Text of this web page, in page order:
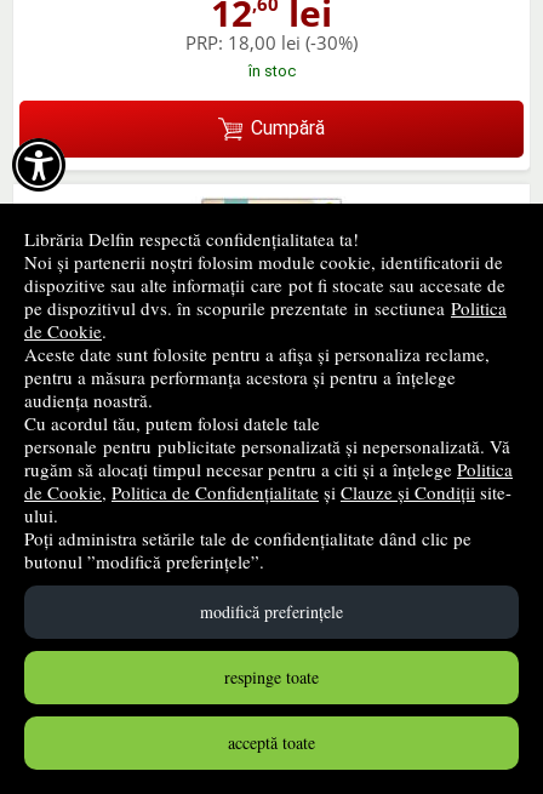

Librăria Delfin respectă confidențialitatea ta!
Noi și partenerii noștri folosim module cookie, identificatorii de
dispozitive sau alte informații care pot fi stocate sau accesate de
pe dispozitivul dvs. în scopurile prezentate in sectiunea Politica
de Cookie.
Aceste date sunt folosite pentru a afișa și personaliza reclame,
pentru a măsura performanța acestora și pentru a înțelege
audiența noastră.
Cu acordul tău, putem folosi datele tale
personale pentru publicitate personalizată și nepersonalizată. Vă
rugăm să alocați timpul necesar pentru a citi și a înțelege Politica
de Cookie, Politica de Confidențialitate și Clauze și Condiții site-
ului.
Poți administra setările tale de confidențialitate dând clic pe
butonul ”modifică preferințele”.
modifică preferințele
respinge toate
acceptă toate
12 lei
PRP: 18,00 lei (-30%)
în stoc
Cumpără
Lecturile scolarului, clasa I (contine itemi pentru
verificarea cunostintelor)
12,60 lei
în stoc
Cumpără